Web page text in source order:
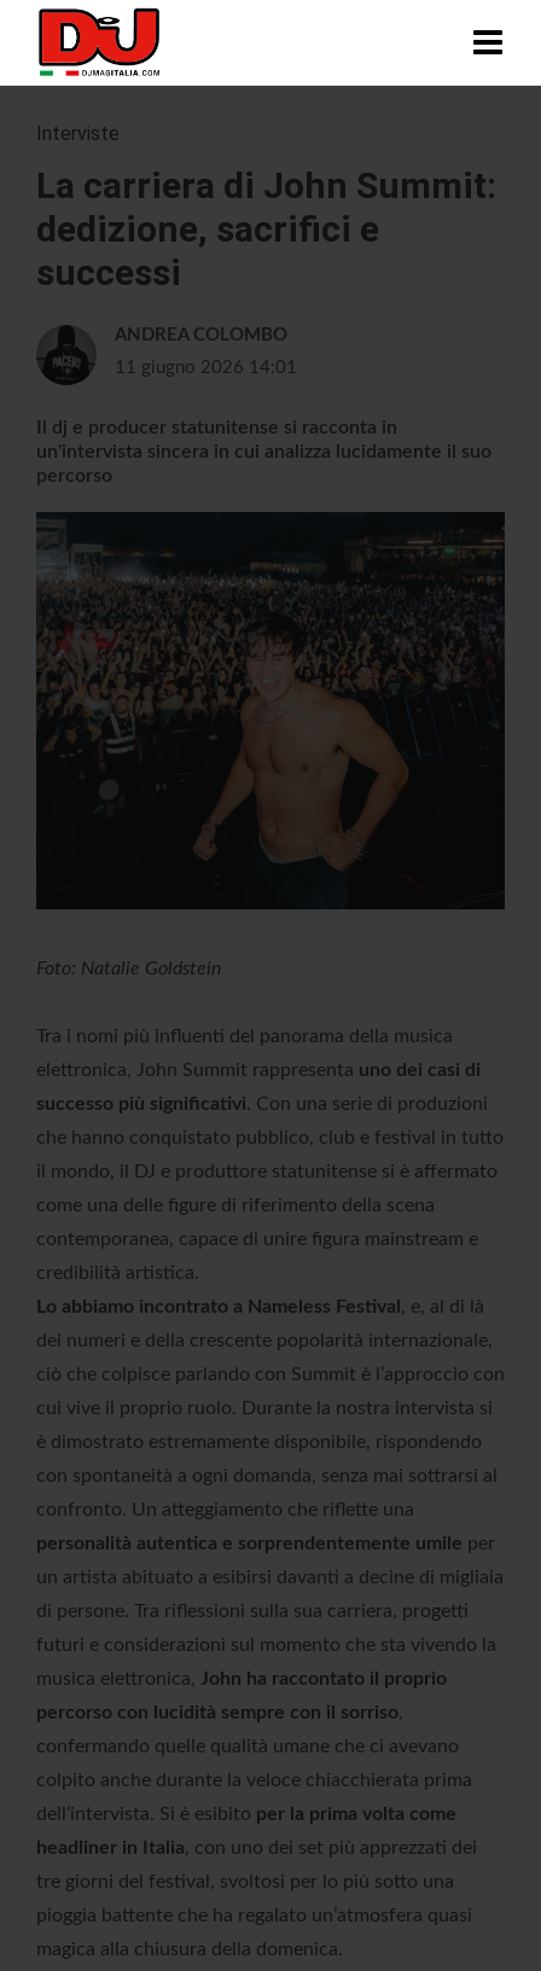
Interviste
La carriera di John Summit:
dedizione, sacrifici e
successi
ANDREA COLOMBO
11 giugno 2026 14:01
Il dj e producer statunitense si racconta in
un'intervista sincera in cui analizza lucidamente il suo
percorso
Foto: Natalie Goldstein
Tra i nomi più influenti del panorama della musica
elettronica, John Summit rappresenta uno dei casi di
successo più significativi. Con una serie di produzioni
che hanno conquistato pubblico, club e festival in tutto
il mondo, il DJ e produttore statunitense si è affermato
come una delle figure di riferimento della scena
contemporanea, capace di unire figura mainstream e
credibilità artistica.
Lo abbiamo incontrato a Nameless Festival , e, al di là
dei numeri e della crescente popolarità internazionale,
ciò che colpisce parlando con Summit è l’approccio con
cui vive il proprio ruolo. Durante la nostra intervista si
è dimostrato estremamente disponibile, rispondendo
con spontaneità a ogni domanda, senza mai sottrarsi al
confronto. Un atteggiamento che riflette una
personalità autentica e sorprendentemente umile per
un artista abituato a esibirsi davanti a decine di migliaia
di persone. Tra riflessioni sulla sua carriera, progetti
futuri e considerazioni sul momento che sta vivendo la
musica elettronica, John ha raccontato il proprio
percorso con lucidità sempre con il sorriso,
confermando quelle qualità umane che ci avevano
colpito anche durante la veloce chiacchierata prima
dell’intervista. Si è esibito per la prima volta come
headliner in Italia, con uno dei set più apprezzati dei
tre giorni del festival, svoltosi per lo più sotto una
pioggia battente che ha regalato un’atmosfera quasi
magica alla chiusura della domenica.